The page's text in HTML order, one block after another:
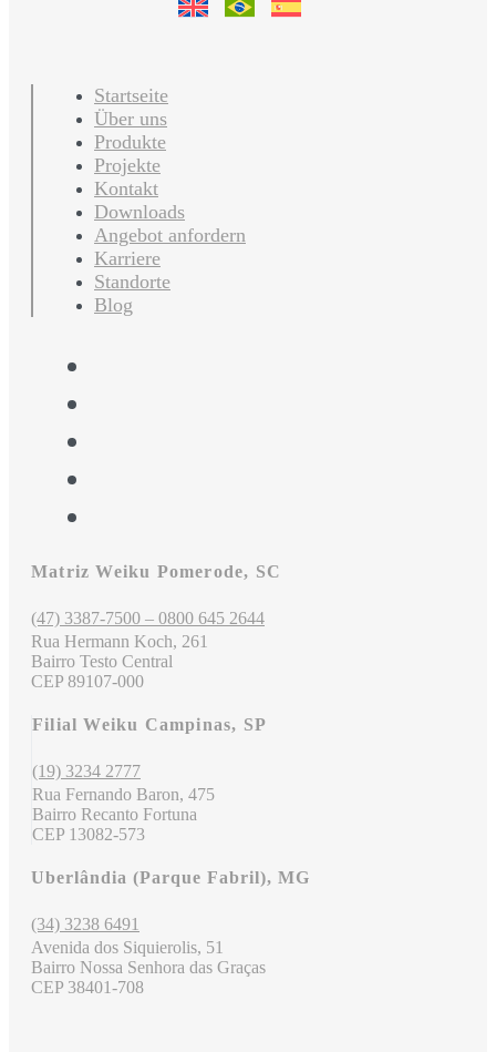
Startseite
Über uns
Produkte
Projekte
Kontakt
Downloads
Angebot anfordern
Karriere
Standorte
Blog
Matriz Weiku Pomerode, SC
(47) 3387-7500 – 0800 645 2644
Rua Hermann Koch, 261
Bairro Testo Central
CEP 89107-000
Filial Weiku Campinas, SP
(19) 3234 2777
Rua Fernando Baron, 475
Bairro Recanto Fortuna
CEP 13082-573
Uberlândia (Parque Fabril), MG
(34) 3238 6491
Avenida dos Siquierolis, 51
Bairro Nossa Senhora das Graças
CEP 38401-708